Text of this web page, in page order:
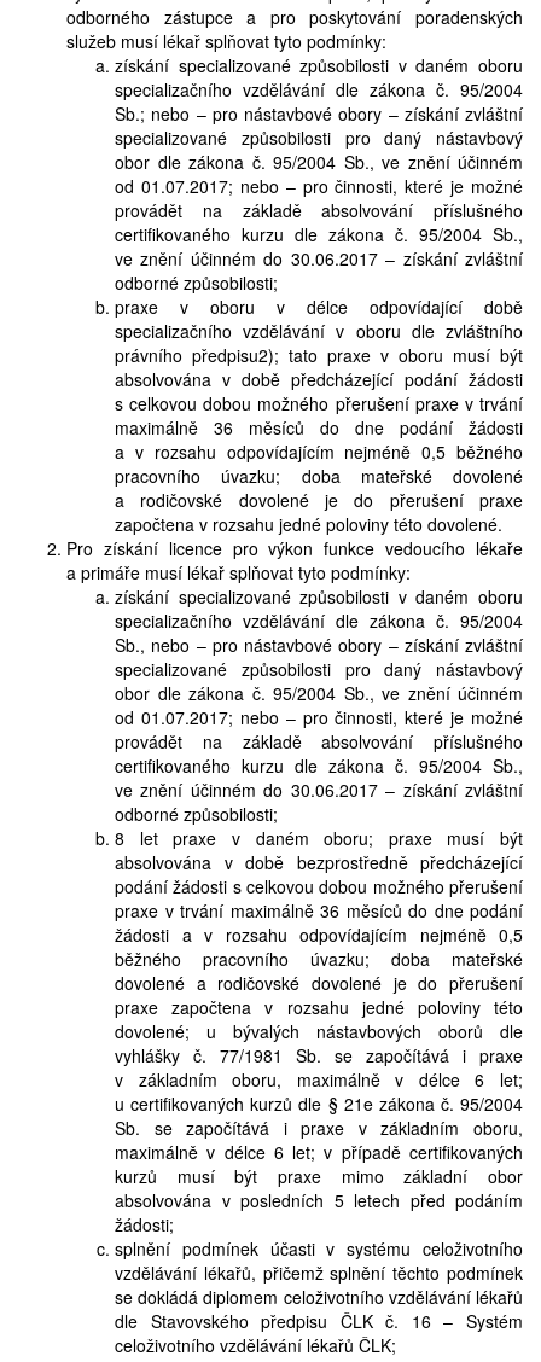
odborného zástupce a pro poskytování poradenských
služeb musí lékař splňovat tyto podmínky:
získání specializované způsobilosti v daném oboru
specializačního vzdělávání dle zákona č. 95/2004
Sb.; nebo – pro nástavbové obory – získání zvláštní
specializované způsobilosti pro daný nástavbový
obor dle zákona č. 95/2004 Sb., ve znění účinném
od 01.07.2017; nebo – pro činnosti, které je možné
provádět na základě absolvování příslušného
certifikovaného kurzu dle zákona č. 95/2004 Sb.,
ve znění účinném do 30.06.2017 – získání zvláštní
odborné způsobilosti;
praxe v oboru v délce odpovídající době
specializačního vzdělávání v oboru dle zvláštního
právního předpisu2); tato praxe v oboru musí být
absolvována v době předcházející podání žádosti
s celkovou dobou možného přerušení praxe v trvání
maximálně 36 měsíců do dne podání žádosti
a v rozsahu odpovídajícím nejméně 0,5 běžného
pracovního úvazku; doba mateřské dovolené
a rodičovské dovolené je do přerušení praxe
započtena v rozsahu jedné poloviny této dovolené.
Pro získání licence pro výkon funkce vedoucího lékaře
a primáře musí lékař splňovat tyto podmínky:
získání specializované způsobilosti v daném oboru
specializačního vzdělávání dle zákona č. 95/2004
Sb., nebo – pro nástavbové obory – získání zvláštní
specializované způsobilosti pro daný nástavbový
obor dle zákona č. 95/2004 Sb., ve znění účinném
od 01.07.2017; nebo – pro činnosti, které je možné
provádět na základě absolvování příslušného
certifikovaného kurzu dle zákona č. 95/2004 Sb.,
ve znění účinném do 30.06.2017 – získání zvláštní
odborné způsobilosti;
8 let praxe v daném oboru; praxe musí být
absolvována v době bezprostředně předcházející
podání žádosti s celkovou dobou možného přerušení
praxe v trvání maximálně 36 měsíců do dne podání
žádosti a v rozsahu odpovídajícím nejméně 0,5
běžného pracovního úvazku; doba mateřské
dovolené a rodičovské dovolené je do přerušení
praxe započtena v rozsahu jedné poloviny této
dovolené; u bývalých nástavbových oborů dle
vyhlášky č. 77/1981 Sb. se započítává i praxe
v základním oboru, maximálně v délce 6 let;
u certifikovaných kurzů dle § 21e zákona č. 95/2004
Sb. se započítává i praxe v základním oboru,
maximálně v délce 6 let; v případě certifikovaných
kurzů musí být praxe mimo základní obor
absolvována v posledních 5 letech před podáním
žádosti;
splnění podmínek účasti v systému celoživotního
vzdělávání lékařů, přičemž splnění těchto podmínek
se dokládá diplomem celoživotního vzdělávání lékařů
dle Stavovského předpisu ČLK č. 16 – Systém
celoživotního vzdělávání lékařů ČLK;